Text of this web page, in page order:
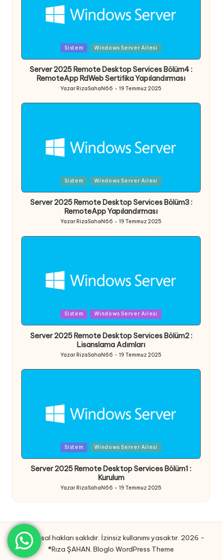
in
Sistem Windows Server Ailesi
Server 2025 Remote Desktop Services Bölüm4 :
RemoteApp RdWeb Sertifika Yapılandırması
Posted
by
Yazar RizaSahaN66 19 Temmuz 2025
in
Sistem Windows Server Ailesi
Server 2025 Remote Desktop Services Bölüm3 :
RemoteApp Yapılandırması
Yazar RizaSahaN66 19 Temmuz 2025
in
Sistem Windows Server Ailesi
Server 2025 Remote Desktop Services Bölüm2 :
Lisanslama Adımları
Posted
Yazar RizaSahaN66 19 Temmuz 2025
in
Sistem Windows Server Ailesi
Server 2025 Remote Desktop Services Bölüm1 :
Kurulum
Posted
by
Yazar RizaSahaN66 19 Temmuz 2025
Tüm yasal hakları saklıdır. İzinsiz kullanımı yasaktır. 2026 -
®Rıza ŞAHAN. Bloglo WordPress Theme